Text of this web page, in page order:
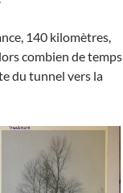
140 kilomètres,
combien de temps
du tunnel vers la